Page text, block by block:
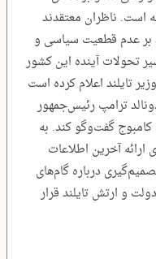
است. ناظران معتقدند
بر عدم قطعیت سیاسی و
تحولات آینده این کشور
تایلند اعلام کرده است
ترامپ رئیس‌جمهور
کامبوج گفت‌وگو کند. به
ارائه آخرین اطلاعات
درباره گام‌های
و ارتش تایلند قرار